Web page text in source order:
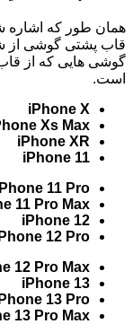
قاب پشتی گوشی از
گوشی هایی که از
است.
iPhone X
Xs Max
iPhone XR
iPhone 11
11 Pro
11 Pro Max
iPhone 12
12 Pro
12 Pro Max
iPhone 13
13 Pro
13 Pro Max